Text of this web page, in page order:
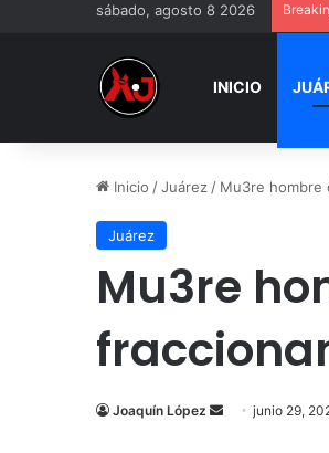
sábado, agosto 8 2026
INICIO
Inicio /Juárez / Mu3re hombre
Juárez
Mu3re
Joaquín López
Sendjunio 29,